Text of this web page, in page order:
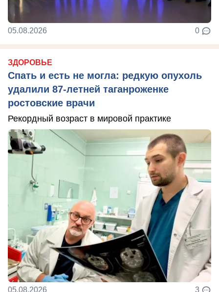
05.08.2026 0
ЗДОРОВЬЕ
Спать и есть не могла: редкую опухоль
удалили 87-летней таганроженке
ростовские врачи
Рекордный возраст в мировой практике
05.08.2026 3